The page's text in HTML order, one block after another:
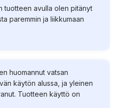
tuotteen avulla olen pitänyt
paremmin ja liikkumaan
huomannut vatsan
käytön alussa, ja yleinen
Tuotteen käyttö on